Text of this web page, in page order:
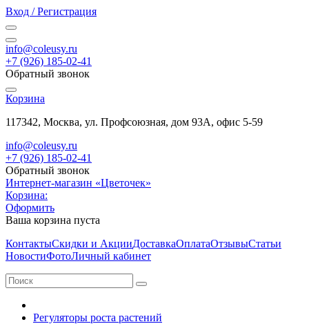
Вход / Регистрация
info@coleusy.ru
+7 (926) 185-02-41
Обратный звонок
Корзина
117342, Москва, ул. Профсоюзная, дом 93А, офис 5-59
info@coleusy.ru
+7 (926) 185-02-41
Обратный звонок
Интернет-магазин «Цветочек»
Корзина:
Оформить
Ваша корзина пуста
КонтактыСкидки и АкцииДоставкаОплатаОтзывыСтатьи
НовостиФотоЛичный кабинет
Регуляторы роста растений